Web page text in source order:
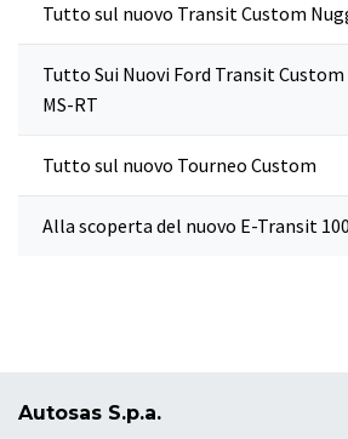
Tutto sul nuovo Transit Custom
Tutto Sui Nuovi Ford Transit Custom
MS-RT
Tutto sul nuovo Tourneo Custom
Alla scoperta del nuovo E-Transit
Autosas S.p.a.